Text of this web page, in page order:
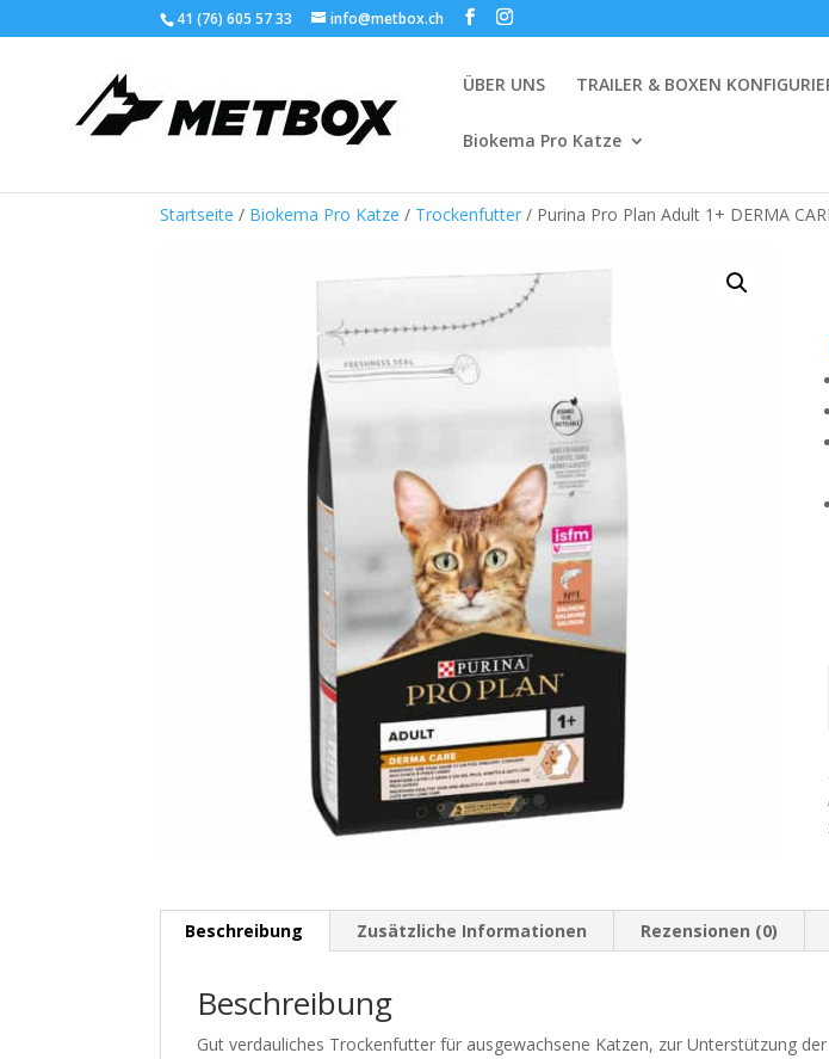
41 (76) 605 57 33 info@metbox.ch
ÜBER UNS TRAILER & BOXEN
Biokema Pro Katze
Startseite / Biokema Pro Katze / Trockenfutter / Purina Pro Plan Adult 1+ DERMA
Beschreibung Zusätzliche Informationen Rezensionen (0)
Beschreibung
Gut verdauliches Trockenfutter für ausgewachsene Katzen, zur Unterstützung